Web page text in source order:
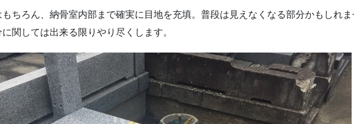
ちろん、納骨室内部まで確実に目地を充填。普段は見えなくなる部分かもしれ
関しては出来る限りやり尽くします。